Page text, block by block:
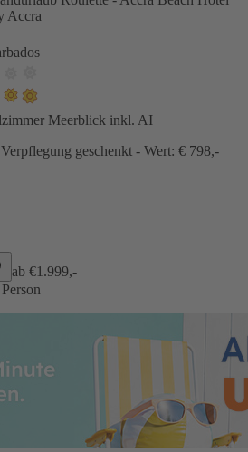
Accra
Meerblick inkl. AI
geschenkt - Wert: € 798,-
ab €1.999,-